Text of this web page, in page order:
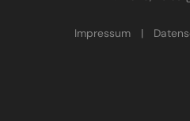
Impressum |